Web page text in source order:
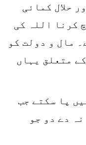
حلال کمائی
کرنا اللہ کی
مال و دولت کو
متعلق یہاں
پا سکتے جب
دے دو جو